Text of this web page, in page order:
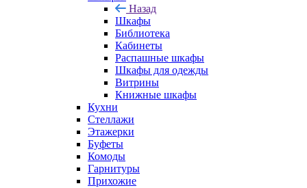
Назад
Шкафы
Библиотека
Кабинеты
Распашные шкафы
Шкафы для одежды
Витрины
Книжные шкафы
Кухни
Стеллажи
Этажерки
Буфеты
Комоды
Гарнитуры
Прихожие